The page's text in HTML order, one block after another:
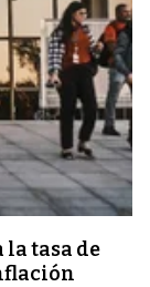
la tasa de